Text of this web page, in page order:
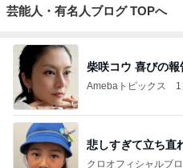
芸能人・有名人ブログ TOPへ
柴咲コウ 喜びの
Amebaトピックス
悲しすぎて立ち直
クロオフィシャルブ